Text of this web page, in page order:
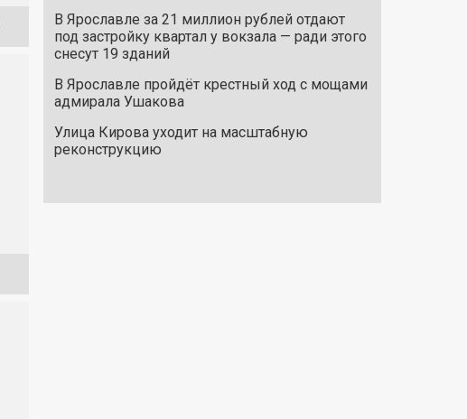
В Ярославле за 21 миллион рублей отдают
под застройку квартал у вокзала — ради этого
снесут 19 зданий
В Ярославле пройдёт крестный ход с мощами
адмирала Ушакова
Улица Кирова уходит на масштабную
реконструкцию